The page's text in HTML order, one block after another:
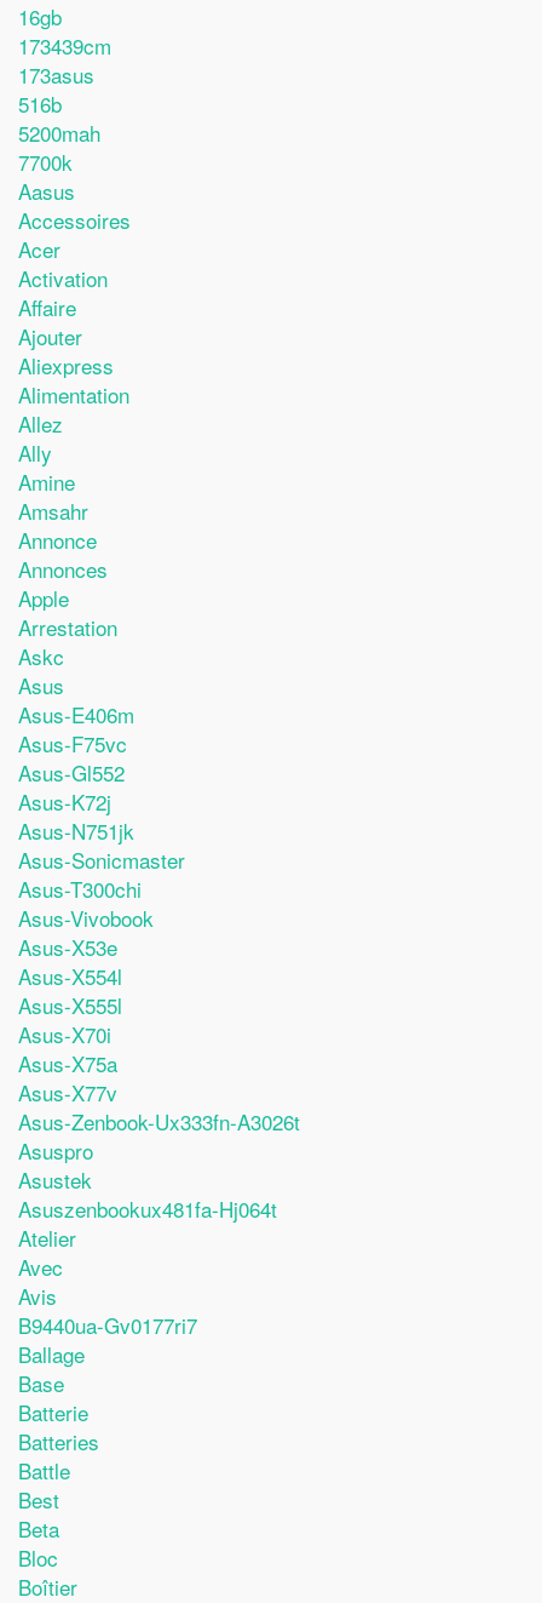
16gb
173439cm
173asus
516b
5200mah
7700k
Aasus
Accessoires
Acer
Activation
Affaire
Ajouter
Aliexpress
Alimentation
Allez
Ally
Amine
Amsahr
Annonce
Annonces
Apple
Arrestation
Askc
Asus
Asus-E406m
Asus-F75vc
Asus-Gl552
Asus-K72j
Asus-N751jk
Asus-Sonicmaster
Asus-T300chi
Asus-Vivobook
Asus-X53e
Asus-X554l
Asus-X555l
Asus-X70i
Asus-X75a
Asus-X77v
Asus-Zenbook-Ux333fn-A3026t
Asuspro
Asustek
Asuszenbookux481fa-Hj064t
Atelier
Avec
Avis
B9440ua-Gv0177ri7
Ballage
Base
Batterie
Batteries
Battle
Best
Beta
Bloc
Boîtier